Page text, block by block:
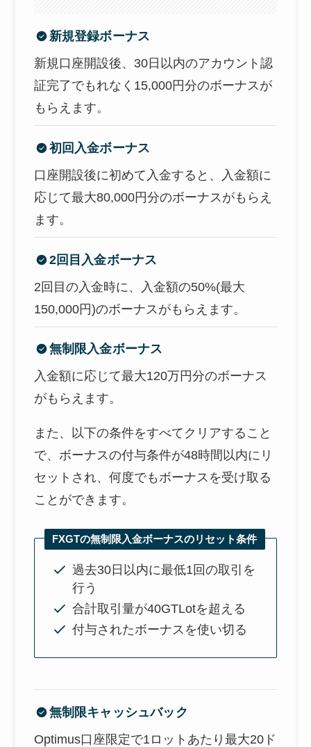
新規登録ボーナス
新規口座開設後、30日以内のアカウント認
証完了でもれなく15,000円分のボーナスが
もらえます。
初回入金ボーナス
口座開設後に初めて入金すると、入金額に
応じて最大80,000円分のボーナスがもらえ
ます。
2回目入金ボーナス
2回目の入金時に、入金額の50%(最大
150,000円)のボーナスがもらえます。
無制限入金ボーナス
入金額に応じて最大120万円分のボーナス
がもらえます。
また、以下の条件をすべてクリアすること
で、ボーナスの付与条件が48時間以内にリ
セットされ、何度でもボーナスを受け取る
ことができます。
FXGTの無制限入金ボーナスのリセット条件
過去30日以内に最低1回の取引を
行う
合計取引量が40GTLotを超える
付与されたボーナスを使い切る
無制限キャッシュバック
Optimus口座限定で1ロットあたり最大20ド